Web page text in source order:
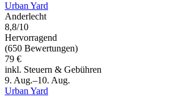
Urban Yard
Anderlecht
8,8/10
Hervorragend
(650 Bewertungen)
79 €
inkl. Steuern & Gebühren
9. Aug.–10. Aug.
Urban Yard